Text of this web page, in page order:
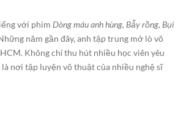
với phim Dòng máu anh hùng, Bẫy rồng, Bụi
năm gần đây, anh tập trung mở lò võ
Không chỉ thu hút nhiều học viên yêu
nơi tập luyện võ thuật của nhiều nghệ sĩ